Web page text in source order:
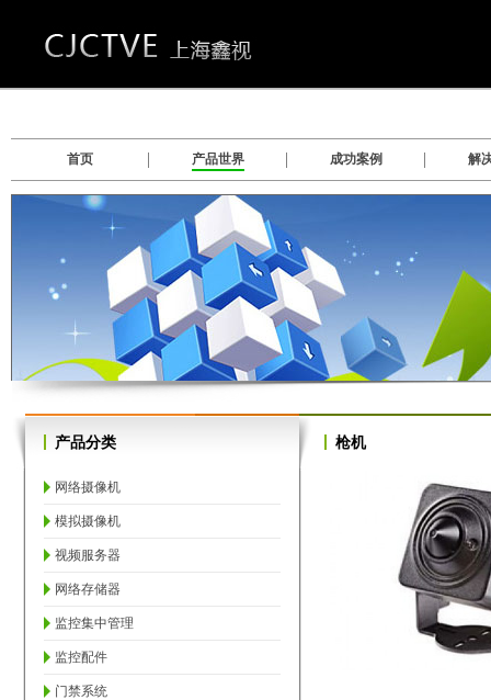
首页 产品世界 成功案例 解
数字硬盘录像系统软件
产品分类
网络摄像机
模拟摄像机
视频服务器
网络存储器
监控集中管理
监控配件
门禁系统
枪机